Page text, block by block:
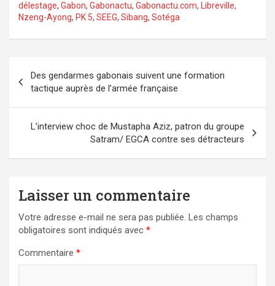
délestage, Gabon, Gabonactu, Gabonactu.com, Libreville,
Nzeng-Ayong, PK 5, SEEG, Sibang, Sotéga
de
l’article
Des gendarmes gabonais suivent une formation
tactique auprès de l’armée française
L’interview choc de Mustapha Aziz, patron du groupe
Satram/ EGCA contre ses détracteurs
Laisser un commentaire
Votre adresse e-mail ne sera pas publiée. Les champs
obligatoires sont indiqués avec *
Commentaire *